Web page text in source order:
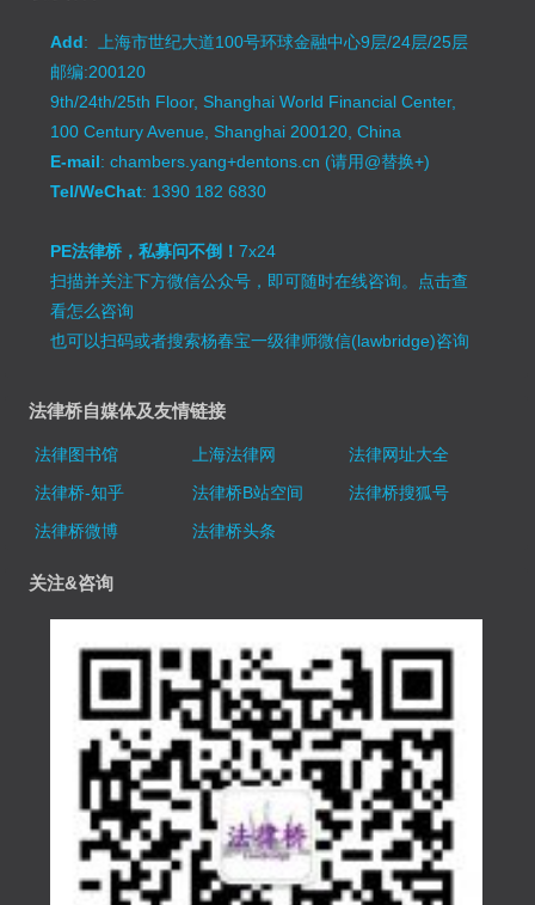
Add: 上海市世纪大道100号环球金融中心9层/24层/25层
邮编:200120
9th/24th/25th Floor, Shanghai World Financial Center,
100 Century Avenue, Shanghai 200120, China
E-mail: chambers.yang+dentons.cn (请用@替换+)
Tel/WeChat: 1390 182 6830
PE法律桥，私募问不倒！7x24
扫描并关注下方微信公众号，即可随时在线咨询。 点击查
看怎么咨询
也可以扫码或者搜索杨春宝一级律师微信(lawbridge)咨询
法律桥自媒体及友情链接
法律图书馆 上海法律网
法律网址大全
法律桥-知乎
法律桥B站空间
法律桥搜狐号
法律桥微博
法律桥头条
关注&咨询